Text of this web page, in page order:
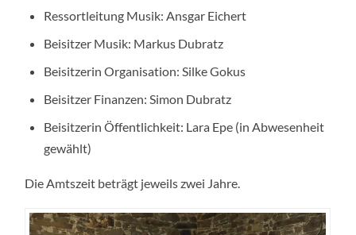
Ressortleitung Musik: Ansgar Eichert
Beisitzer Musik: Markus Dubratz
Beisitzerin Organisation: Silke Gokus
Beisitzer Finanzen: Simon Dubratz
Beisitzerin Öffentlichkeit: Lara Epe (in Abwesenheit
gewählt)
Die Amtszeit beträgt jeweils zwei Jahre.